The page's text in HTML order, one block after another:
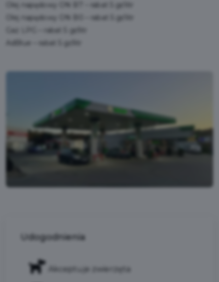
Olej napędowy ON B7 – rabat 5 gr/litr
Olej napędowy ON B0 – rabat 5 gr/litr
Gaz LPG – rabat 5 gr/litr
AdBlue – rabat 5 gr/litr
Udogodnienia
Akceptuje zwierzęta